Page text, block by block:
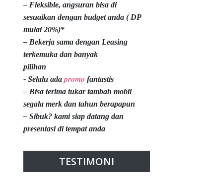
– Fleksible, angsuran bisa di
sesuaikan dengan budget anda ( DP
mulai 20%)*
– Bekerja sama dengan Leasing
terkemuka dan banyak
pilihan
- Selalu ada promo fantastis
– Bisa terima tukar tambah mobil
segala merk dan tahun berapapun
– Sibuk? kami siap datang dan
presentasi di tempat anda
TESTIMONI